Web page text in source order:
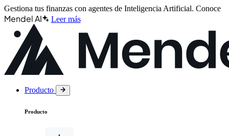
Gestiona tus finanzas con agentes de Inteligencia Artificial. Conoce
Mendel AI Leer más
Producto
Producto